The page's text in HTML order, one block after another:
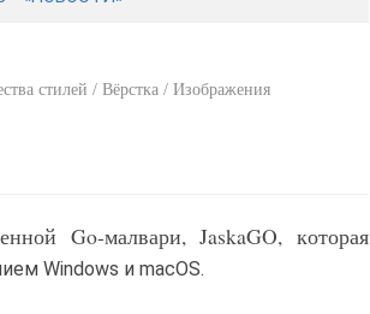
стилей / Вёрстка / Изображения
Go-малвари, JaskaGO, которая
Windows и macOS.